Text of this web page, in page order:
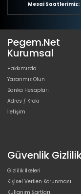
Mesai Saatlerimiz:
Pegem.Net
Kurumsal
Hakkımızda
Yazarımız Olun
Banka Hesapları
Adres / Kroki
İletişim
Güvenlik
Gizlilik İlkeleri
Kişisel Verilen Korunması
Kullanım Şartları